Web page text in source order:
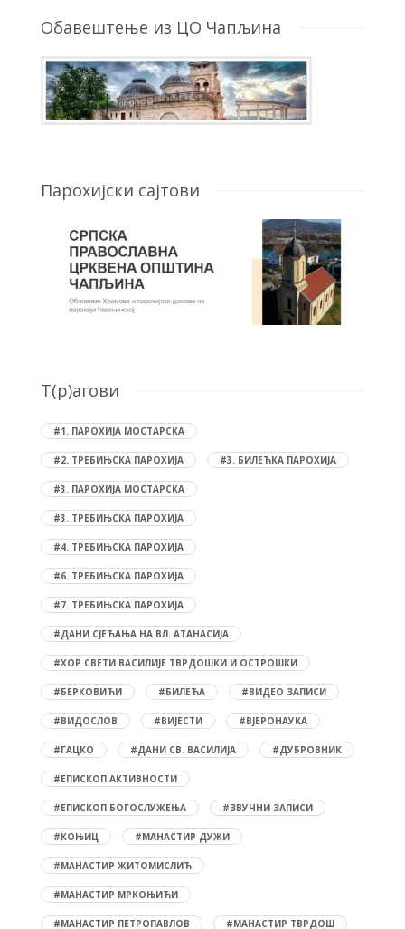
Обавештење из ЦО Чапљина
Парохијски сајтови
T(р)агови
#1. ПАРОХИЈА МОСТАРСКА
#2. ТРЕБИЊСКА ПАРОХИЈА #3. БИЛЕЋКА ПАРОХИЈА
#3. ПАРОХИЈА МОСТАРСКА
#3. ТРЕБИЊСКА ПАРОХИЈА
#4. ТРЕБИЊСКА ПАРОХИЈА
#6. ТРЕБИЊСКА ПАРОХИЈА
#7. ТРЕБИЊСКА ПАРОХИЈА
#ДАНИ СЈЕЋАЊА НА ВЛ. АТАНАСИЈА
#ХОР СВЕТИ ВАСИЛИЈЕ ТВРДОШКИ И ОСТРОШКИ
#БЕРКОВИЋИ #БИЛЕЋА #ВИДЕО ЗАПИСИ
#ВИДОСЛОВ #ВИЈЕСТИ #ВЈЕРОНАУКА
#ГАЦКО #ДАНИ СВ. ВАСИЛИЈА #ДУБРОВНИК
#ЕПИСКОП АКТИВНОСТИ
#ЕПИСКОП БОГОСЛУЖЕЊА #ЗВУЧНИ ЗАПИСИ
#КОЊИЦ #МАНАСТИР ДУЖИ
#МАНАСТИР ЖИТОМИСЛИЋ
#МАНАСТИР МРКОЊИЋИ
#МАНАСТИР ПЕТРОПАВЛОВ #МАНАСТИР ТВРДОШ